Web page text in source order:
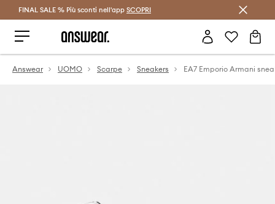
Risparmia con Answear Club >
FINAL SALE % Più sconti nell'app SCOPRI
Answear UOMO Scarpe Sneakers